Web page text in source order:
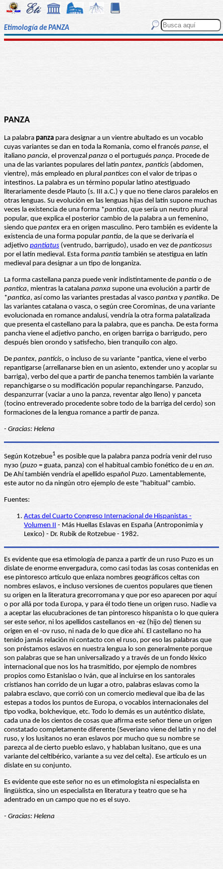
Etimología de PANZA
PANZA
La palabra panza para designar a un vientre abultado es un vocablo
cuyas variantes se dan en toda la Romania, como el francés panse, el
italiano pancia, el provenzal panza o el portugués pança. Procede de
una de las variantes populares del latín pantex, panticis (abdomen,
vientre), más empleado en plural pantices con el valor de tripas o
intestinos. La palabra es un término popular latino atestiguado
literariamente desde Plauto (s. III a.C.) y que no tiene claros paralelos en
otras lenguas. Su evolución en las lenguas hijas del latín supone muchas
veces la existencia de una forma *pantica, que sería un neutro plural
popular, que explica el posterior cambio de la palabra a un femenino,
siendo que pantex era en origen masculino. Pero también es evidente la
existencia de una forma popular pantia, de la que se derivaría el
adjetivo pantiatus (ventrudo, barrigudo), usado en vez de panticosus
por el latín medieval. Esta forma pantia también se atestigua en latín
medieval para designar a un tipo de longaniza.
La forma castellana panza puede venir indistintamente de pantia o de
pantica, mientras la catalana panxa supone una evolución a partir de
*pantica, así como las variantes prestadas al vasco pantxa y pantika. De
las variantes catalana o vasca, o según cree Corominas, de una variante
evolucionada en romance andalusí, vendría la otra forma palatalizada
que presenta el castellano para la palabra, que es pancha. De esta forma
pancha viene el adjetivo pancho, en origen barriga o barrigudo, pero
después bien orondo y satisfecho, bien tranquilo con algo.
De pantex, panticis, o incluso de su variante *pantica, viene el verbo
repantigarse (arrellanarse bien en un asiento, extender uno y acoplar su
barriga), verbo del que a partir de pancha tenemos también la variante
repanchigarse o su modificación popular repanchingarse. Panzudo,
despanzurrar (vaciar a uno la panza, reventar algo lleno) y panceta
(tocino entreverado procedente sobre todo de la barriga del cerdo) son
formaciones de la lengua romance a partir de panza.
- Gracias: Helena
Según Kotzebue1 es posible que la palabra panza podría venir del ruso
пузо (puzo = guata, panza) con el habitual cambio fonético de u en an.
De Ahí también vendría el apellido español Puzo. Lamentablemente,
este autor no da ningún otro ejemplo de este "habitual" cambio.
Fuentes:
Actas del Cuarto Congreso Internacional de Hispanistas -
Volumen II - Más Huellas Eslavas en España (Antroponimia y
Lexico) - Dr. Rubik de Rotzebue - 1982.
Es evidente que esa etimología de panza a partir de un ruso Puzo es un
dislate de enorme envergadura, como casi todas las cosas contenidas en
ese pintoresco artículo que enlaza nombres geográficos celtas con
nombres eslavos, e incluso versiones de cuentos populares que tienen
su origen en la literatura grecorromana y que por eso aparecen por aquí
o por allá por toda Europa, y para él todo tiene un origen ruso. Nadie va
a aceptar las elucubraciones de tan pintoresco hispanista o lo que quiera
ser este señor, ni los apellidos castellanos en -ez (hijo de) tienen su
origen en el -ov ruso, ni nada de lo que dice ahí. El castellano no ha
tenido jamás relación ni contacto con el ruso, por eso las palabras que
son préstamos eslavos en nuestra lengua lo son generalmente porque
son palabras que se han universalizado y a través de un fondo léxico
internacional que nos los ha trasmitido, por ejemplo de nombres
propios como Estanislao o Iván, que al incluirse en los santorales
cristianos han corrido de un lugar a otro, palabras eslavas como la
palabra esclavo, que corrió con un comercio medieval que iba de las
estepas a todos los puntos de Europa, o vocablos internacionales del
tipo vodka, bolchevique, etc. Todo lo demás es un auténtico dislate,
cada una de los cientos de cosas que afirma este señor tiene un origen
constatado completamente diferente (Severiano viene del latín y no del
ruso, y los lusitanos no eran eslavos por mucho que su nombre se
parezca al de cierto pueblo eslavo, y hablaban lusitano, que es una
variante del celtibérico, variante a su vez del celta). Ese artículo es un
dislate en su conjunto.
Es evidente que este señor no es un etimologista ni especialista en
lingüística, sino un especialista en literatura y teatro que se ha
adentrado en un campo que no es el suyo.
- Gracias: Helena